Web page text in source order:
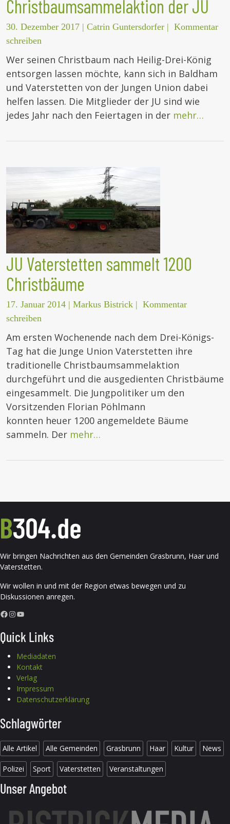
Christbaumsammelaktion der JU
30. Dezember 2017 | Catrin Guntersdorfer | Kommentar
schreiben
Wer seinen Christbaum nach Heilig-Drei-König
entsorgen lassen möchte, kann sich in Baldham
und Vaterstetten von der Jungen Union dabei
helfen lassen. Die Mitglieder der JU sind wie
jedes Jahr nach den Feiertagen in der mehr…
JU Vaterstetten sammelt 1200
Christbäume
17. Januar 2014 | Markus Bistrick | Kommentar
schreiben
Am ersten Wochenende nach dem Drei-Königs-
Tag hat die Junge Union Vaterstetten ihre
traditionelle Christbaumsammelaktion
durchgeführt und die ausgedienten Christbäume
eingesammelt. Die Jungpolitiker um den
Vorsitzenden Florian Pöhlmann
konnten heuer 1200 angemeldete Bäume
sammeln. Der mehr…
Wir bringen Nachrichten aus den Gemeinden Grasbrunn, Haar und
Vaterstetten.
Wir wollen in und mit der Region etwas bewegen und zu
Diskussionen anregen.
Facebook InstagramYouTube
Quick Links
Mediadaten
Kontakt
Verlag
Impressum
Datenschutzerklärung
Schlagwörter
Alle Artikel Alle Gemeinden Grasbrunn Haar Kultur News
Polizei Sport Vaterstetten Veranstaltungen
Unser Angebot